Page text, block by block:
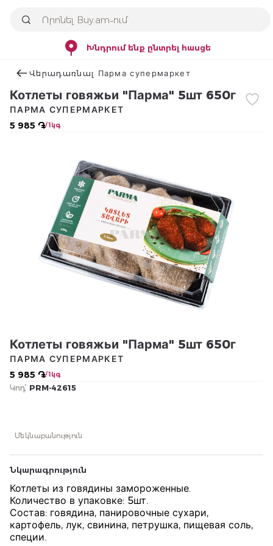
Խնդրում ենք ընտրել հասցե
Վերադառնալ Парма супермаркет
Котлеты говяжьи "Парма" 5шт 650г
5 985 ֏/ 1կգ
ПАРМА СУПЕРМАРКЕТ
Котлеты говяжьи "Парма" 5шт 650г
5 985 ֏/ 1կգ
ПАРМА СУПЕРМАРКЕТ
Կոդ՝ PRM-42615
Մեկնաբանություն
Նկարագրություն
Котлеты из говядины замороженные.
Количество в упаковке: 5шт.
Состав: говядина, панировочные сухари,
картофель, лук, свинина, петрушка, пищевая соль,
специи.